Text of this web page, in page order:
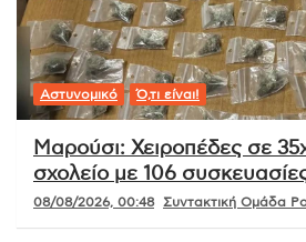
Αστυνομικό Ό,τι είναι!
Μαρούσι: Χειροπέδες σε
σχολείο με 106
08/08/2026, 00:48 Συντακτική Ομάδα